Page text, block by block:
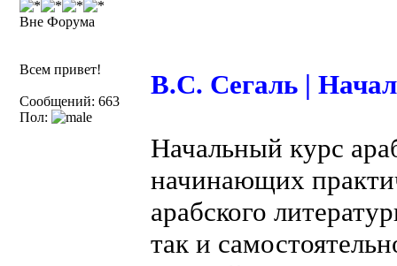
Вне Форума
Всем привет!
Сообщений: 663
Пол:
В.С. Сегаль |
Начальный курс
начинающих
арабского
так и